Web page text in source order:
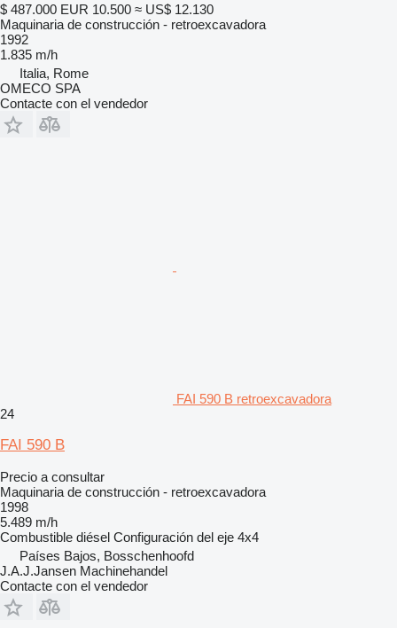
$ 487.000 EUR 10.500 ≈ US$ 12.130
Maquinaria de construcción - retroexcavadora
1992
1.835 m/h
Italia, Rome
OMECO SPA
Contacte con el vendedor
FAI 590 B retroexcavadora
24
FAI 590 B
Precio a consultar
Maquinaria de construcción - retroexcavadora
1998
5.489 m/h
Combustible diésel Configuración del eje 4x4
Países Bajos, Bosschenhoofd
J.A.J.Jansen Machinehandel
Contacte con el vendedor